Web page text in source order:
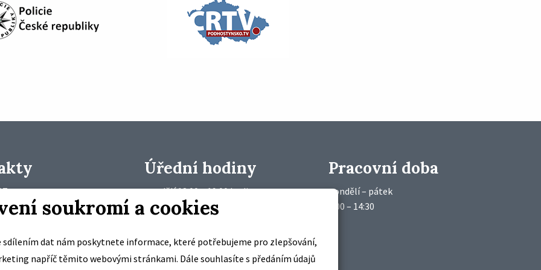
Úřední hodiny
pondělí 18:00 – 19:00 hodin
středa 18:00 – 19:00 hodin
Pracovní doba
pondělí – pátek
7:00 – 14:30
soukromí a cookies
sdílením dat nám poskytnete informace, které potřebujeme pro zlepšování,